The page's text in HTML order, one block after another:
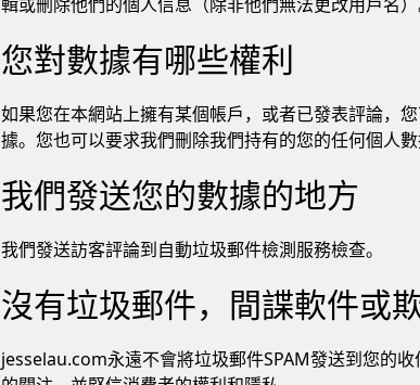
您對數據有哪些權利
如果您在本網站上擁有某個帳戶，或者已發表評論，
據。您也可以要求我們刪除我們持有的您的任何個人
我們發送您的數據的地方
我們發送訪客評論到自動垃圾郵件檢測服務檢查。
沒有垃圾郵件，間諜軟件或
jesselau.com永遠不會將垃圾郵件SPAM發送到您的